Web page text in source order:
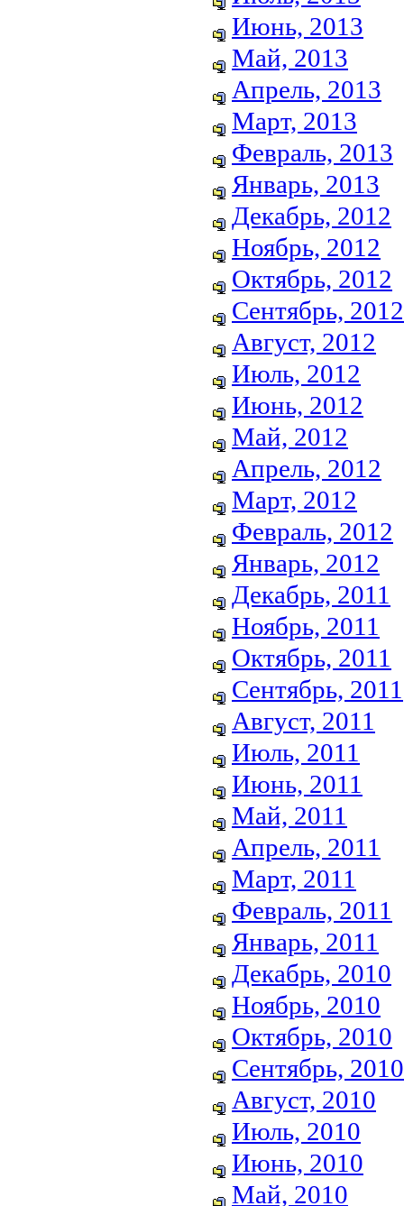
Июнь, 2013
Май, 2013
Апрель, 2013
Март, 2013
Февраль, 2013
Январь, 2013
Декабрь, 2012
Ноябрь, 2012
Октябрь, 2012
Сентябрь, 2012
Август, 2012
Июль, 2012
Июнь, 2012
Май, 2012
Апрель, 2012
Март, 2012
Февраль, 2012
Январь, 2012
Декабрь, 2011
Ноябрь, 2011
Октябрь, 2011
Сентябрь, 2011
Август, 2011
Июль, 2011
Июнь, 2011
Май, 2011
Апрель, 2011
Март, 2011
Февраль, 2011
Январь, 2011
Декабрь, 2010
Ноябрь, 2010
Октябрь, 2010
Сентябрь, 2010
Август, 2010
Июль, 2010
Июнь, 2010
Май, 2010